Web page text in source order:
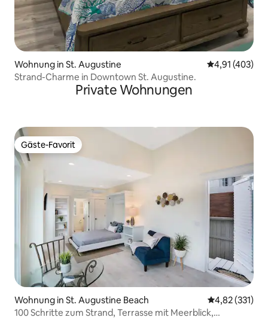
Wohnung in St. Augustine
4,91 (403)
Strand-Charme in Downtown St. Augustine.
Private Wohnungen
Gäste-Favorit
Gäste-Favorit
Wohnung in St. Augustine Beach
4,82 (331)
100 Schritte zum Strand, Terrasse mit Meerblick,